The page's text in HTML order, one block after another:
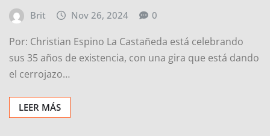
Brit Nov 26, 2024 0
Por: Christian Espino La Castañeda está celebrando
sus 35 años de existencia, con una gira que está dando
el cerrojazo…
LEER MÁS